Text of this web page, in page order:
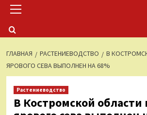
меню
ГЛАВНАЯ РАСТЕНИЕВОДСТВО
В
ЯРОВОГО СЕВА ВЫПОЛНЕН НА 68%
Растениеводство
В Костромской области